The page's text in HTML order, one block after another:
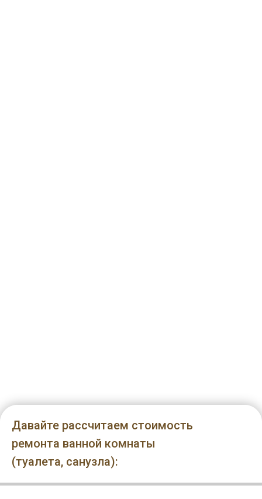
Давайте рассчитаем стоимость
ремонта ванной комнаты
(туалета, санузла):